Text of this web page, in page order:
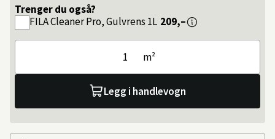
Trenger du også?
FILACleaner Pro, Gulvrens 1L 209,–
m²
Legg i handlevogn